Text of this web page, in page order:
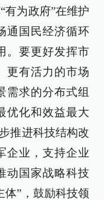
有为政府”在维护
通国民经济循环
。要更好发挥市
更有活力的市场
需求的分布式组
优化和效益最大
推进科技结构改
企业，支持企业
动国家战略科技
体”，鼓励科技领